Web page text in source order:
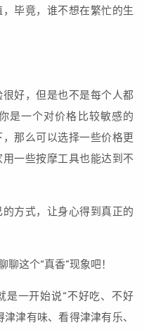
毕竟，谁不想在繁忙的生
好，但是也不是每个人都
是一个对价格比较敏感的
那么可以选择一些价格更
一些按摩工具也能达到不
方式，让身心得到真正的
这个“真香”现象吧！
是一开始说“不好吃、不好
津有味、看得津津有乐、